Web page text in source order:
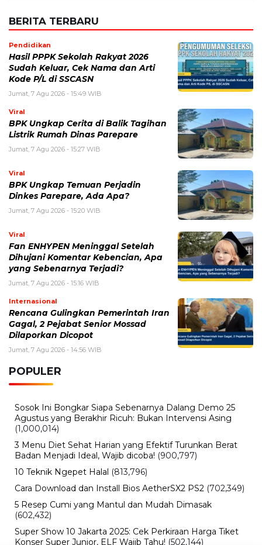
BERITA TERBARU
Pendidikan
Hasil PPPK Sekolah Rakyat 2026
Sudah Keluar, Cek Nama dan Arti
Kode P/L di SSCASN
Jumat, 7 Agu 2026 - 15:49 WIB
Viral
BPK Ungkap Cerita di Balik Tagihan
Listrik Rumah Dinas Parepare
Jumat, 7 Agu 2026 - 15:27 WIB
Viral
BPK Ungkap Temuan Perjadin
Dinkes Parepare, Ada Apa?
Jumat, 7 Agu 2026 - 15:20 WIB
Viral
Fan ENHYPEN Meninggal Setelah
Dihujani Komentar Kebencian, Apa
yang Sebenarnya Terjadi?
Jumat, 7 Agu 2026 - 15:16 WIB
Internasional
Rencana Gulingkan Pemerintah Iran
Gagal, 2 Pejabat Senior Mossad
Dilaporkan Dicopot
Jumat, 7 Agu 2026 - 14:56 WIB
POPULER
Sosok Ini Bongkar Siapa Sebenarnya Dalang Demo 25
Agustus yang Berakhir Ricuh: Bukan Intervensi Asing
(1,000,014)
3 Menu Diet Sehat Harian yang Efektif Turunkan Berat
Badan Menjadi Ideal, Wajib dicoba! (900,797)
10 Teknik Ngepet Halal (813,796)
Cara Download dan Install Bios AetherSX2 PS2 (702,349)
5 Resep Cumi yang Mantul dan Mudah Dimasak
(602,432)
Super Show 10 Jakarta 2025: Cek Perkiraan Harga Tiket
Konser Super Junior, ELF Wajib Tahu! (502,144)